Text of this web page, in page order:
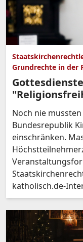
Grundrechte in der
Noch nie
Bundesrepublik
einschränken.
katholisch.de-